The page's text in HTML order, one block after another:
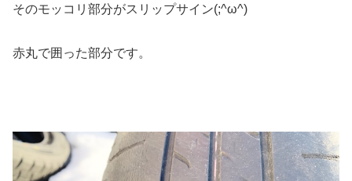
そのモッコリ部分がスリップサイン(;^ω^)
赤丸で囲った部分です。